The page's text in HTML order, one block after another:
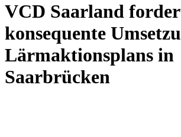
VCD Saarland
konsequente
Lärmaktionsplans in
Saarbrücken